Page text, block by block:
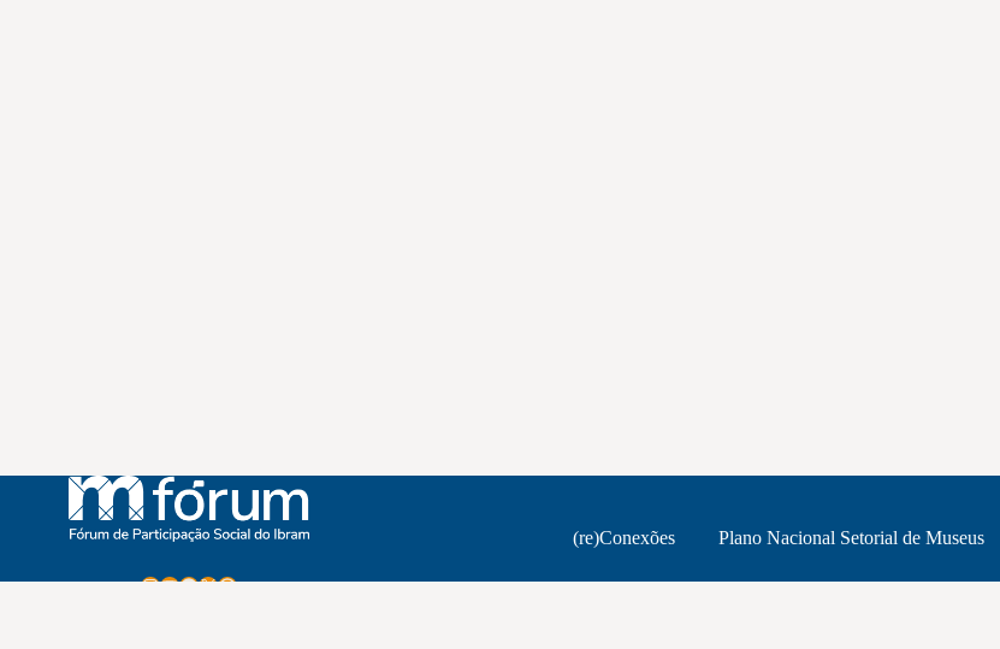
Instagram
Youtube
Facebook
X WhatsApp
(re)Conexões Plano Nacional Setorial de Museus